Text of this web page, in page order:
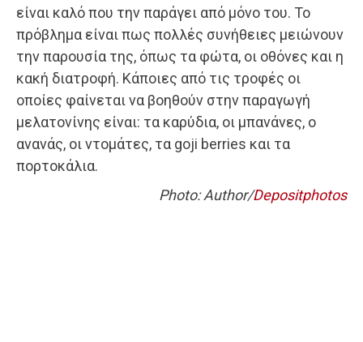
είναι καλό που την παράγει από μόνο του. Το
πρόβλημα είναι πως πολλές συνήθειες μειώνουν
την παρουσία της, όπως τα φώτα, οι οθόνες και η
κακή διατροφή. Κάποιες από τις τροφές οι
οποίες φαίνεται να βοηθούν στην παραγωγή
μελατονίνης είναι: τα καρύδια, οι μπανάνες, ο
ανανάς, οι ντομάτες, τα goji berries και τα
πορτοκάλια.
Photo: Author/Depositphotos